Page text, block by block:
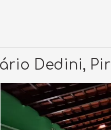
Dedini,